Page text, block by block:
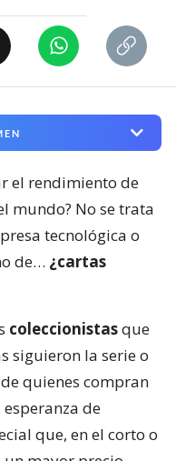
el rendimiento de
mundo? No se trata
tecnológica o
de… ¿cartas
coleccionistasque
siguieron la serie o
quienes compran
de
que, en el corto o